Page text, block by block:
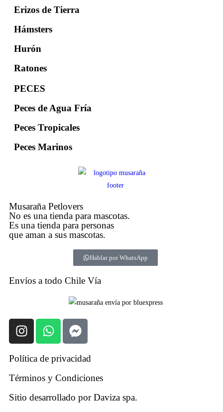
Erizos de Tierra
Hámsters
Hurón
Ratones
PECES
Peces de Agua Fría
Peces Tropicales
Peces Marinos
Musaraña Petlovers
No es una tienda para mascotas.
Es una tienda para personas
que aman a sus mascotas.
Hablar por WhatsApp
Envíos a todo Chile Vía
Política de privacidad
Términos y Condiciones
Sitio desarrollado por Daviza spa.